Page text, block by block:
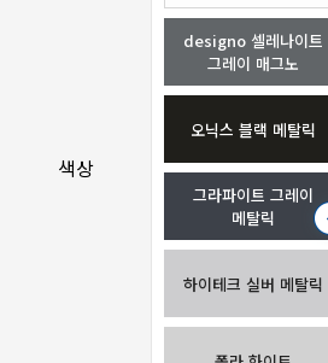
색상
designo 셀레나이트
그레이 매그노
오닉스 블랙 메탈릭
그라파이트 그레이
메탈릭
하이테크 실버 메탈릭